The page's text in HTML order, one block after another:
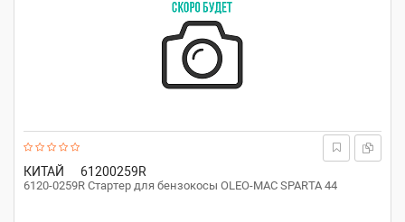
КИТАЙ 61200259R
6120-0259R Стартер для бензокосы OLEO-MAC SPARTA 44